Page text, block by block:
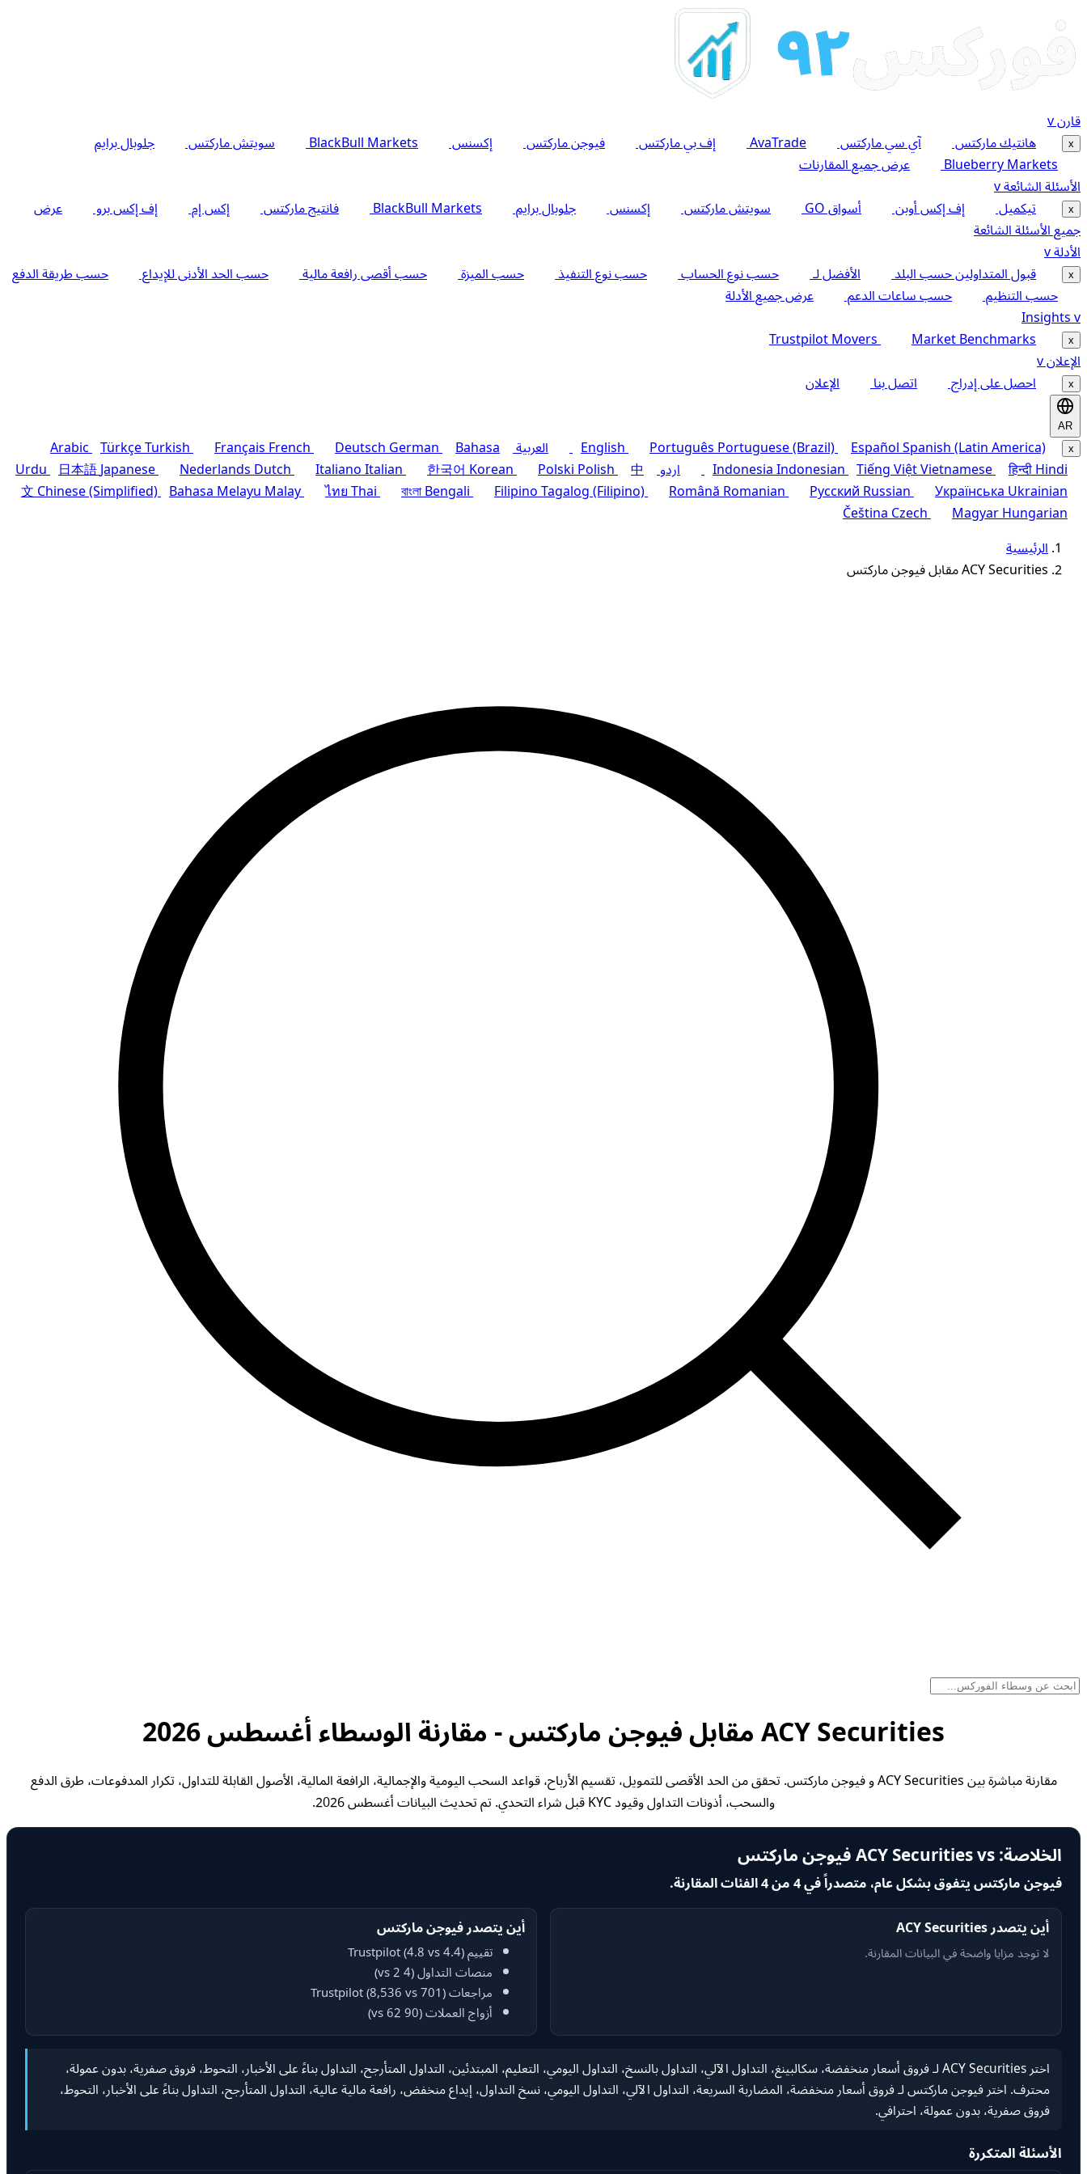
قارنv
x هانتيك ماركتس آي سي ماركتس AvaTrade إف بي ماركتس فيوجن ماركتس إكسنس BlackBull Markets سويتش ماركتس جلوبال برايم
Blueberry Markets عرض جميع المقارنات
الأسئلة الشائعةv
x تيكميل إف إكس أوبن أسواق GO سويتش ماركتس إكسنس جلوبال برايم BlackBull Markets فانتيج ماركتس إكس إم إف إكس برو عرض
جميع الأسئلة الشائعة
الأدلةv
x قبول المتداولين حسب البلد الأفضل لـ حسب نوع الحساب حسب نوع التنفيذ حسب الميزة حسب أقصى رافعة مالية حسب الحد الأدنى للإيداع حسب طريقة الدفع
حسب التنظيم حسب ساعات الدعم عرض جميع الأدلة
Insightsv
x
Trustpilot Movers Market Benchmarks
الإعلانv
x احصل على إدراج اتصل بنا الإعلان
AR
x
English PortuguêsPortuguese (Brazil) EspañolSpanish (Latin America) العربية Arabic TürkçeTurkish FrançaisFrench DeutschGerman Bahasa
IndonesiaIndonesian Tiếng ViệtVietnamese हिन्दीHindi اردو Urdu 日本語Japanese NederlandsDutch ItalianoItalian 한국어Korean PolskiPolish 中
文Chinese (Simplified) Bahasa MelayuMalay ไทยThai বাংলাBengali FilipinoTagalog (Filipino) RomânăRomanian РусскийRussian УкраїнськаUkrainian
ČeštinaCzech MagyarHungarian
الرئيسية
ACY Securities مقابل فيوجن ماركتس
ACY Securities مقابل فيوجن ماركتس - مقارنة الوسطاء أغسطس 2026
مقارنة مباشرة بين ACY Securities و فيوجن ماركتس. تحقق من الحد الأقصى للتمويل، تقسيم الأرباح، قواعد السحب اليومية والإجمالية، الرافعة المالية، الأصول القابلة للتداول، تكرار المدفوعات، طرق الدفع
والسحب، أذونات التداول وقيود KYC قبل شراء التحدي. تم تحديث البيانات أغسطس 2026.
الخلاصة: ACY Securities vs فيوجن ماركتس
فيوجن ماركتس يتفوق بشكل عام، متصدراً في 4 من 4 الفئات المقارنة.
أين يتصدر ACY Securities
لا توجد مزايا واضحة في البيانات المقارنة.
أين يتصدر فيوجن ماركتس
تقييم Trustpilot (4.8 vs 4.4)
منصات التداول (4 vs 2)
مراجعات Trustpilot (8,536 vs 701)
أزواج العملات (90 vs 62)
اختر ACY Securities لـ فروق أسعار منخفضة، سكالبينغ، التداول الآلي، التداول بالنسخ، التداول اليومي، التعليم، المبتدئين، التداول المتأرجح، التداول بناءً على الأخبار، التحوط، فروق صفرية، بدون عمولة،
محترف. اختر فيوجن ماركتس لـ فروق أسعار منخفضة، المضاربة السريعة، التداول الآلي، التداول اليومي، نسخ التداول، إيداع منخفض، رافعة مالية عالية، التداول المتأرجح، التداول بناءً على الأخبار، التحوط،
فروق صفرية، بدون عمولة، احترافي.
الأسئلة المتكررة